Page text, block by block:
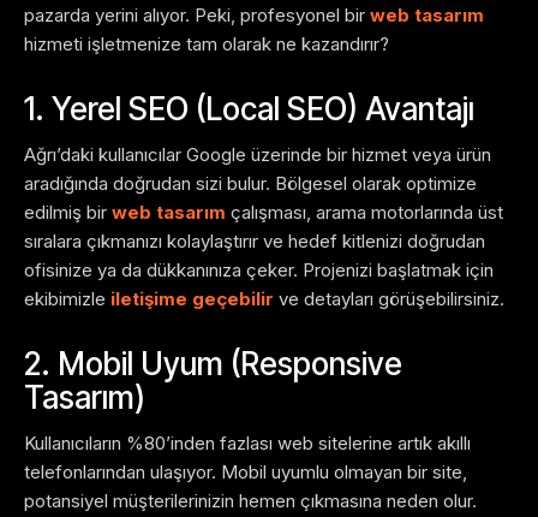
pazarda yerini alıyor. Peki, profesyonel bir web tasarım
hizmeti işletmenize tam olarak ne kazandırır?
1. Yerel SEO (Local SEO) Avantajı
Ağrı’daki kullanıcılar Google üzerinde bir hizmet veya ürün
aradığında doğrudan sizi bulur. Bölgesel olarak optimize
edilmiş bir web tasarım çalışması, arama motorlarında üst
sıralara çıkmanızı kolaylaştırır ve hedef kitlenizi doğrudan
ofisinize ya da dükkanınıza çeker. Projenizi başlatmak için
ekibimizle iletişime geçebilir ve detayları görüşebilirsiniz.
2. Mobil Uyum (Responsive
Tasarım)
Kullanıcıların %80’inden fazlası web sitelerine artık akıllı
telefonlarından ulaşıyor. Mobil uyumlu olmayan bir site,
potansiyel müşterilerinizin hemen çıkmasına neden olur.